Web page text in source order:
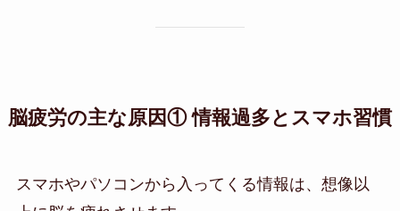
脳疲労の主な原因① 情報過多とスマホ習慣
スマホやパソコンから入ってくる情報は、想像以